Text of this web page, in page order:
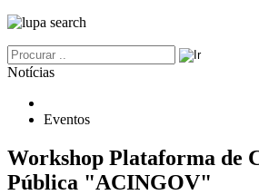
Notícias
Eventos
Workshop Plataforma de
Pública "ACINGOV"